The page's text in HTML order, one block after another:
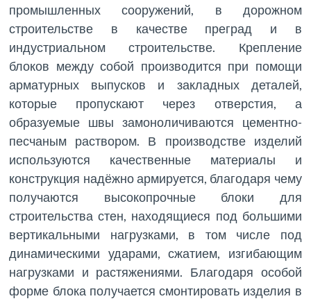
промышленных сооружений, в дорожном
строительстве в качестве преград и в
индустриальном строительстве. Крепление
блоков между собой производится при помощи
арматурных выпусков и закладных деталей,
которые пропускают через отверстия, а
образуемые швы замоноличиваются цементно-
песчаным раствором. В производстве изделий
используются качественные материалы и
конструкция надёжно армируется, благодаря чему
получаются высокопрочные блоки для
строительства стен, находящиеся под большими
вертикальными нагрузками, в том числе под
динамическими ударами, сжатием, изгибающим
нагрузками и растяжениями. Благодаря особой
форме блока получается смонтировать изделия в